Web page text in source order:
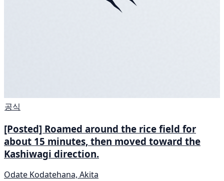
공식
[Posted] Roamed around the rice field for
about 15 minutes, then moved toward the
Kashiwagi direction.
Odate Kodatehana, Akita